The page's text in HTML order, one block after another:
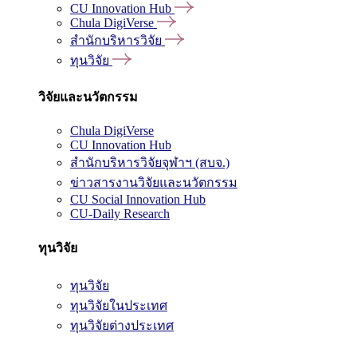
CU Innovation Hub
Chula DigiVerse
สำนักบริหารวิจัย
ทุนวิจัย
วิจัยและนวัตกรรม
Chula DigiVerse
CU Innovation Hub
สำนักบริหารวิจัยจุฬาฯ (สบจ.)
ข่าวสารงานวิจัยและนวัตกรรม
CU Social Innovation Hub
CU-Daily Research
ทุนวิจัย
ทุนวิจัย
ทุนวิจัยในประเทศ
ทุนวิจัยต่างประเทศ